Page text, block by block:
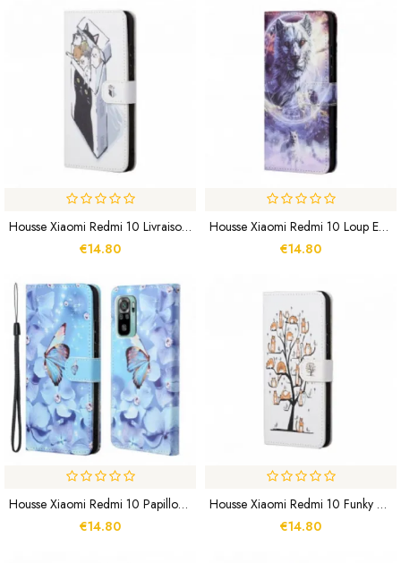
Housse Xiaomi Redmi 10 Livraison Chats À Lanière
€14.80
Housse Xiaomi Redmi 10 Loup En Hiver Avec Lanière
€14.80
Housse Xiaomi Redmi 10 Papillons Diamants À Lanière
€14.80
Housse Xiaomi Redmi 10 Funky Cats À Lanière
€14.80